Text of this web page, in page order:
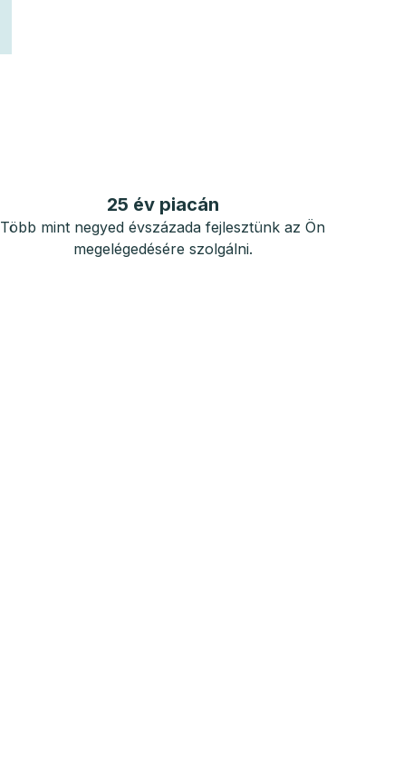
25 év piacán
Több mint negyed évszázada fejlesztünk az Ön
megelégedésére szolgálni.